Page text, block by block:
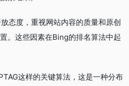
态度，重视网站内容的质量和原创
。这些因素在Bing的排名算法中起
这样的关键算法，这是一种分布